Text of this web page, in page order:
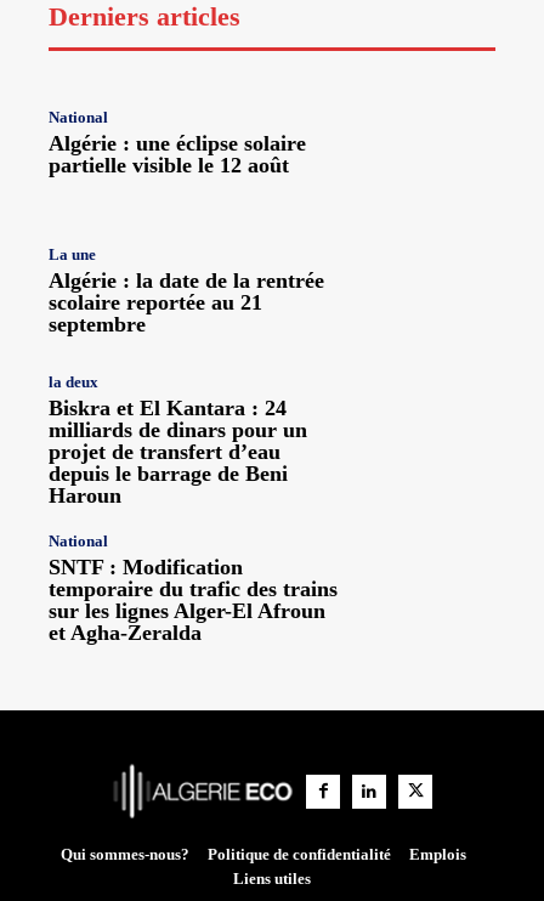
Derniers articles
National
Algérie : une éclipse solaire
partielle visible le 12 août
La une
Algérie : la date de la rentrée
scolaire reportée au 21
septembre
la deux
Biskra et El Kantara : 24
milliards de dinars pour un
projet de transfert d’eau
depuis le barrage de Beni
Haroun
National
SNTF : Modification
temporaire du trafic des trains
sur les lignes Alger-El Afroun
et Agha-Zeralda
Qui sommes-nous? Politique de confidentialité
Emplois
Liens utiles